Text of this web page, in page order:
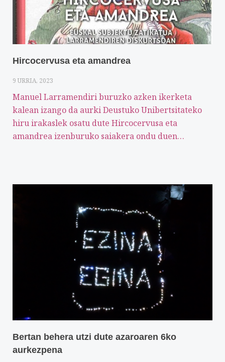
Hircocervusa eta amandrea
9 URRIA, 2023
Manuel Larramendiri buruzko azken ikerketa
kalean izango da aurki Deustuko Unibertsitateko
hiru irakaslek osatu dute Hircocervusa eta
amandrea izenburuko saiakera ondu duen…
Bertan behera utzi dute azaroaren 6ko
aurkezpena